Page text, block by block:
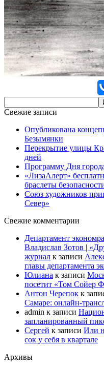
Свежие записи
Опубликована
Безымянки
Перекрытие улицы
дней
Программу Дня
«ЛизаАлерт»
браслеты
Союз художников
Север»
Свежие комментарии
Департамент
Владислав Зотов |
журнал к записи
главы департамента
Юлиана к записи
посетит «Том Сойер
Антон Черепок к
Самаре: онлайн-
admin к записи
запланированный
Сергей к записи Или
сок у себя в квартале
Архивы